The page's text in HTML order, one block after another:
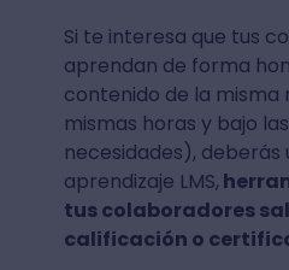
Si te interesa que tus
aprendan de forma
contenido de la misma
mismas horas y bajo
necesidades), deberás
aprendizaje LMS,
tus colaboradores
calificación o